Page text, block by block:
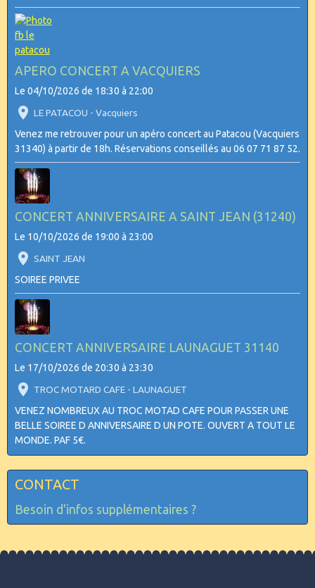
APERO CONCERT A VACQUIERS
Le 04/10/2026 de 18:30 à 22:00
LE PATACOU - Vacquiers
Venez me retrouver pour un apéro concert au Patacou (Vacquiers
31340) à partir de 18h. Réservations conseillés au 06 07 71 87 52.
CONCERT ANNIVERSAIRE A SAINT JEAN (31240)
Le 10/10/2026 de 19:00 à 23:00
SAINT JEAN
SOIREE PRIVEE
CONCERT ANNIVERSAIRE LAUNAGUET 31140
Le 17/10/2026 de 20:30 à 23:30
TROC MOTARD CAFE - LAUNAGUET
VENEZ NOMBREUX AU TROC MOTAD CAFE POUR PASSER UNE
BELLE SOIREE D ANNIVERSAIRE D UN POTE. OUVERT A TOUT LE
MONDE. PAF 5€.
CONTACT
Besoin d'infos supplémentaires ?